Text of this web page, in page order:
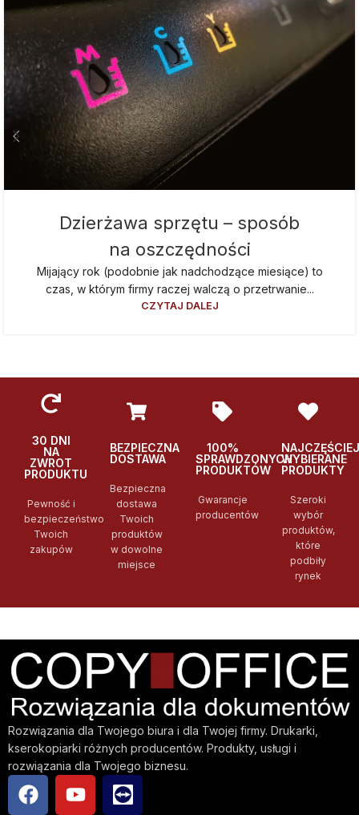
Dzierżawa sprzętu – sposób
na oszczędności
Mijający rok (podobnie jak nadchodzące miesiące) to
czas, w którym firmy raczej walczą o przetrwanie...
CZYTAJ DALEJ
30 DNI
NA
ZWROT
PRODUKTU
Pewność i
bezpieczeństwo
Twoich
zakupów
BEZPIECZNA
DOSTAWA
Bezpieczna
dostawa
Twoich
produktów
w dowolne
miejsce
100%
SPRAWDZONYCH
PRODUKTÓW
Gwarancje
producentów
NAJCZĘŚCIEJ
WYBIERANE
PRODUKTY
Szeroki
wybór
produktów,
które
podbiły
rynek
Rozwiązania dla Twojego biura i dla Twojej firmy. Drukarki,
kserokopiarki różnych producentów. Produkty, usługi i
rozwiązania dla Twojego biznesu.